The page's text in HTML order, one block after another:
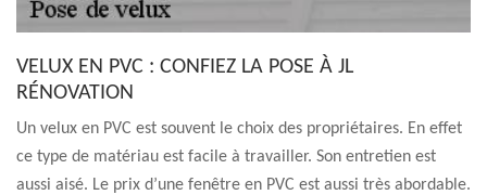
VELUX EN PVC : CONFIEZ LA POSE À JL
RÉNOVATION
Un velux en PVC est souvent le choix des propriétaires. En effet
ce type de matériau est facile à travailler. Son entretien est
aussi aisé. Le prix d’une fenêtre en PVC est aussi très abordable.